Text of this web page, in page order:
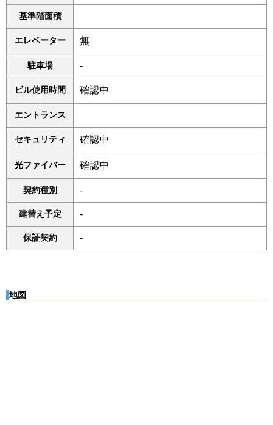
基準階面積
エレベーター 無
駐車場 -
ビル使用時間 確認中
エントランス
セキュリティ 確認中
光ファイバー 確認中
契約種別 -
建替え予定 -
保証契約 -
地図